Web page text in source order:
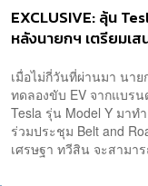
EXCLUSIVE: ลุ้น
หลังนายกฯ เตรียมเ
เมื่อไม่กี่วันที่ผ่านมา นา
ทดลองขับ EV จากแบร
Tesla รุ่น Model Y มาท
ร่วมประชุม Belt and
เศรษฐา ทวีสิน จะสามา